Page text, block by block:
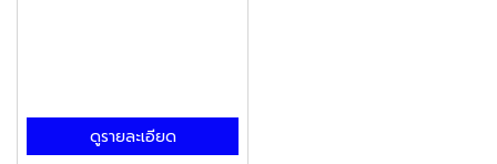
ดูรายละเอียด